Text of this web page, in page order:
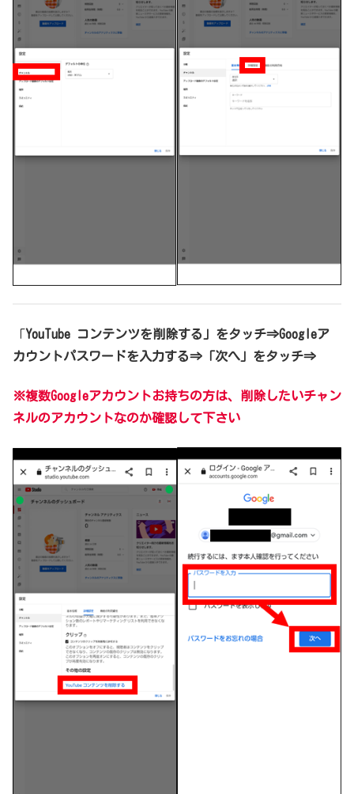
「YouTube コンテンツを削除する」をタッチ⇒Googleア
カウントパスワードを入力する⇒「次へ」をタッチ⇒
※複数Googleアカウントお持ちの方は、削除したいチャン
ネルのアカウントなのか確認して下さい